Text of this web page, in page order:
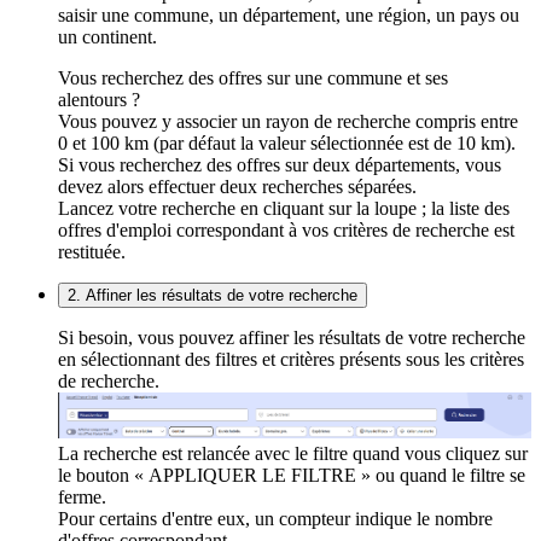
saisir une commune, un département, une région, un pays ou
un continent.
Vous recherchez des offres sur une commune et ses
alentours ?
Vous pouvez y associer un rayon de recherche compris entre
0 et 100 km (par défaut la valeur sélectionnée est de 10 km).
Si vous recherchez des offres sur deux départements, vous
devez alors effectuer deux recherches séparées.
Lancez votre recherche en cliquant sur la loupe ; la liste des
offres d'emploi correspondant à vos critères de recherche est
restituée.
2. Affiner les résultats de votre recherche
Si besoin, vous pouvez affiner les résultats de votre recherche
en sélectionnant des filtres et critères présents sous les critères
de recherche.
La recherche est relancée avec le filtre quand vous cliquez sur
le bouton « APPLIQUER LE FILTRE » ou quand le filtre se
ferme.
Pour certains d'entre eux, un compteur indique le nombre